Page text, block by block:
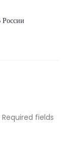
Required fields